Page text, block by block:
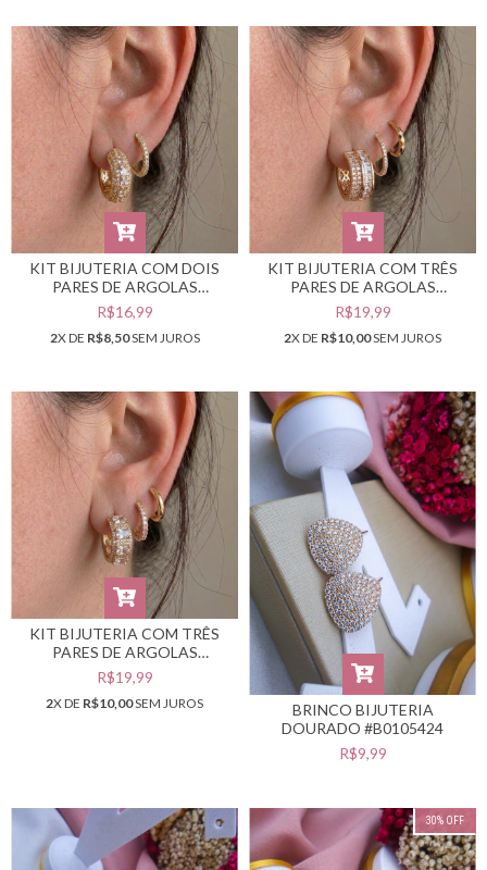
KIT BIJUTERIA COM DOIS
PARES DE ARGOLAS
DOURADAS #B0105452
R$16,99
2X DE R$8,50SEM JUROS
KIT BIJUTERIA COM TRÊS
PARES DE ARGOLAS
DOURADAS #B0105450
R$19,99
2X DE R$10,00SEM JUROS
KIT BIJUTERIA COM TRÊS
PARES DE ARGOLAS
DOURADAS #B0105447
R$19,99
2X DE R$10,00SEM JUROS
BRINCO BIJUTERIA
DOURADO #B0105424
R$9,99
30% OFF